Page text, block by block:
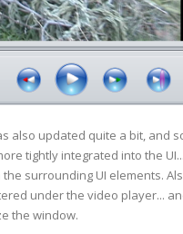
also updated quite a bit, and
tightly integrated into the
surrounding UI elements.
under the video player...
the window.